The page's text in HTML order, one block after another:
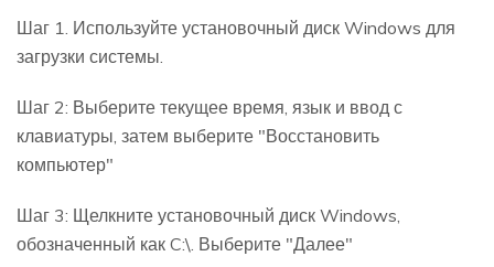
Шаг 1. Используйте установочный диск Windows для
загрузки системы.
Шаг 2: Выберите текущее время, язык и ввод с
клавиатуры, затем выберите "Восстановить
компьютер"
Шаг 3: Щелкните установочный диск Windows,
обозначенный как C:\. Выберите "Далее"